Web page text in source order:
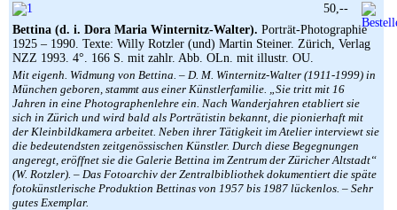
Bettina (d. i. Dora Maria Winternitz-Walter). Porträt-Photographie
1925 – 1990. Texte: Willy Rotzler (und) Martin Steiner. Zürich, Verlag
NZZ 1993. 4°. 166 S. mit zahlr. Abb. OLn. mit illustr. OU.
Mit eigenh. Widmung von Bettina. – D. M. Winternitz-Walter (1911-1999) in
München geboren, stammt aus einer Künstlerfamilie. „Sie tritt mit 16
Jahren in eine Photographenlehre ein. Nach Wanderjahren etabliert sie
sich in Zürich und wird bald als Porträtistin bekannt, die pionierhaft mit
der Kleinbildkamera arbeitet. Neben ihrer Tätigkeit im Atelier interviewt sie
die bedeutendsten zeitgenössischen Künstler. Durch diese Begegnungen
angeregt, eröffnet sie die Galerie Bettina im Zentrum der Züricher Altstadt“
(W. Rotzler). – Das Fotoarchiv der Zentralbibliothek dokumentiert die späte
fotokünstlerische Produktion Bettinas von 1957 bis 1987 lückenlos. – Sehr
gutes Exemplar.
50,--